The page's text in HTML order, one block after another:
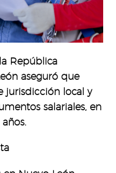
República
aseguró que
jurisdicción local y
salariales, en